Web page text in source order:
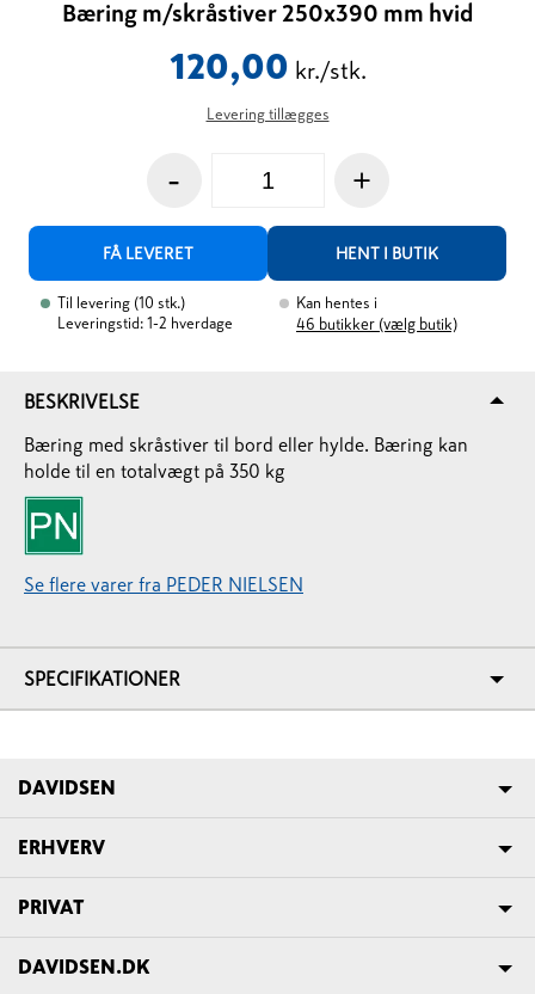
Bæring m/skråstiver 250x390 mm hvid
120,00 kr./stk.
Levering tillægges
- +
FÅ LEVERET HENT I BUTIK
Til levering (10 stk.)
Leveringstid: 1-2 hverdage
Kan hentes i
46 butikker (vælg butik)
BESKRIVELSE
Bæring med skråstiver til bord eller hylde. Bæring kan
holde til en totalvægt på 350 kg
Se flere varer fra PEDER NIELSEN
SPECIFIKATIONER
DAVIDSEN
ERHVERV
PRIVAT
DAVIDSEN.DK